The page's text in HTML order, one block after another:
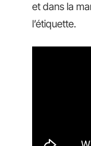
et dans la
l’étiquette.